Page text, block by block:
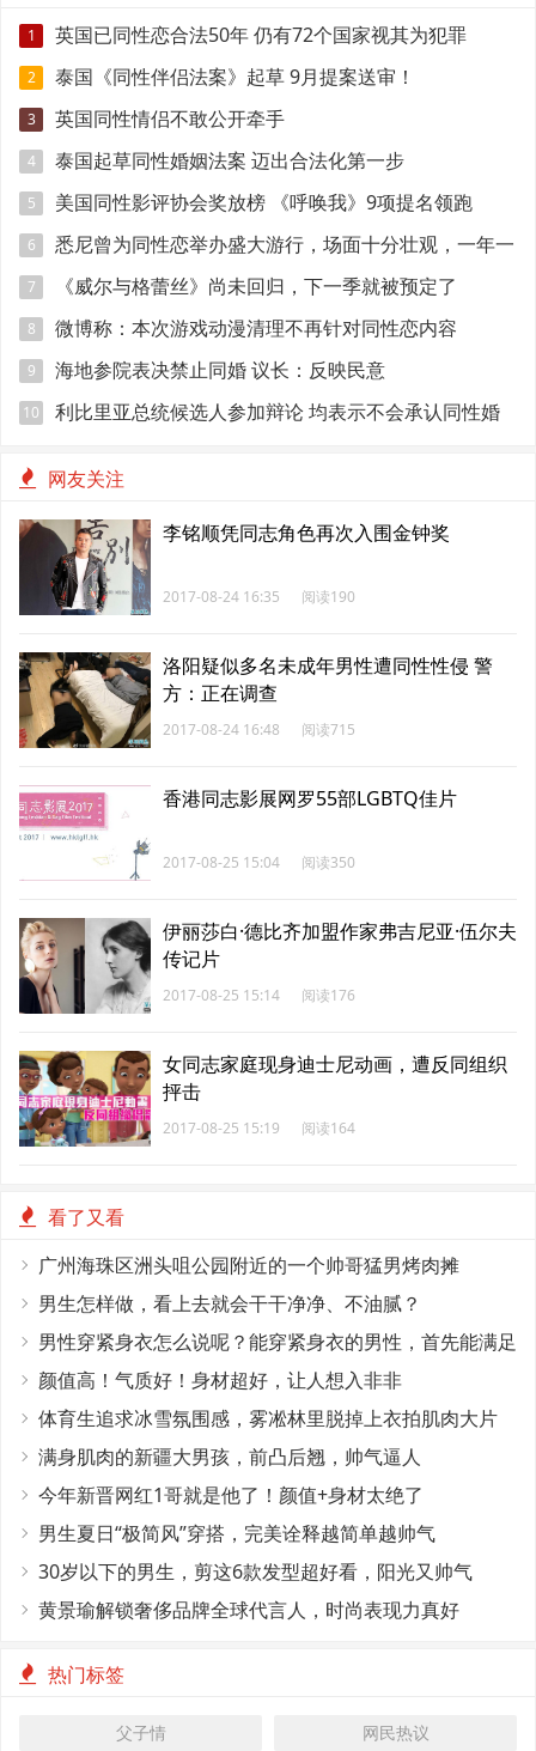
1 英国已同性恋合法50年 仍有72个国家视其为犯罪
2 泰国《同性伴侣法案》起草 9月提案送审！
3 英国同性情侣不敢公开牵手
4 泰国起草同性婚姻法案 迈出合法化第一步
5 美国同性影评协会奖放榜 《呼唤我》9项提名领跑
6
悉尼曾为同性恋举办盛大游行，场面十分壮观，一年一
次
7 《威尔与格蕾丝》尚未回归，下一季就被预定了
8 微博称：本次游戏动漫清理不再针对同性恋内容
9 海地参院表决禁止同婚 议长：反映民意
10
利比里亚总统候选人参加辩论 均表示不会承认同性婚
网友关注
李铭顺凭同志角色再次入围金钟奖
2017-08-24 16:35 阅读190
洛阳疑似多名未成年男性遭同性性侵 警
方：正在调查
2017-08-24 16:48 阅读715
香港同志影展网罗55部LGBTQ佳片
2017-08-25 15:04 阅读350
伊丽莎白·德比齐加盟作家弗吉尼亚·伍尔夫
传记片
2017-08-25 15:14 阅读176
女同志家庭现身迪士尼动画，遭反同组织
抨击
2017-08-25 15:19 阅读164
看了又看
广州海珠区洲头咀公园附近的一个帅哥猛男烤肉摊
男生怎样做，看上去就会干干净净、不油腻？
男性穿紧身衣怎么说呢？能穿紧身衣的男性，首先能满足
这4个条件
颜值高！气质好！身材超好，让人想入非非
体育生追求冰雪氛围感，雾凇林里脱掉上衣拍肌肉大片
满身肌肉的新疆大男孩，前凸后翘，帅气逼人
今年新晋网红1哥就是他了！颜值+身材太绝了
男生夏日“极简风”穿搭，完美诠释越简单越帅气
30岁以下的男生，剪这6款发型超好看，阳光又帅气
黄景瑜解锁奢侈品牌全球代言人，时尚表现力真好
热门标签
父子情 网民热议